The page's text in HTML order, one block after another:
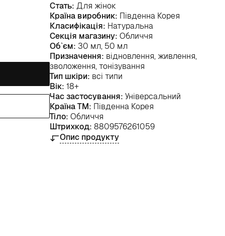
Стать: Для жінок
Країна виробник: Південна Корея
Класифікація: Натуральна
Секція магазину: Обличчя
Об`єм: 30 мл, 50 мл
Призначення: відновлення, живлення,
зволоження, тонізування
Тип шкіри: всі типи
Вік: 18+
Час застосування: Універсальний
Країна ТМ: Південна Корея
Тіло: Обличчя
Штрихкод: 8809576261059
Опис продукту